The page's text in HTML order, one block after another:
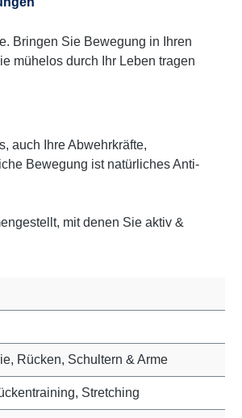
Bringen Sie Bewegung in Ihren
mühelos durch Ihr Leben tragen
auch Ihre Abwehrkräfte,
Bewegung ist natürliches Anti-
mit denen Sie aktiv &
Rücken, Schultern & Arme
Stretching